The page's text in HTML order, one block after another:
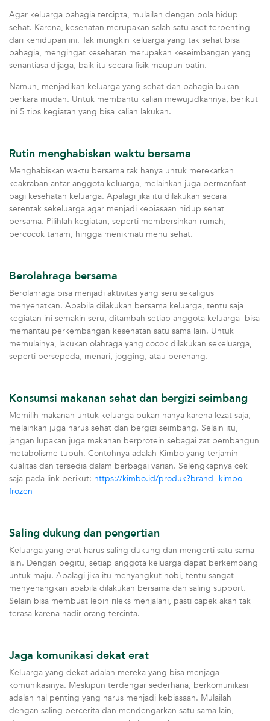
Agar keluarga bahagia tercipta, mulailah dengan pola hidup
sehat. Karena, kesehatan merupakan salah satu aset terpenting
dari kehidupan ini. Tak mungkin keluarga yang tak sehat bisa
bahagia, mengingat kesehatan merupakan keseimbangan yang
senantiasa dijaga, baik itu secara fisik maupun batin.
Namun, menjadikan keluarga yang sehat dan bahagia bukan
perkara mudah. Untuk membantu kalian mewujudkannya, berikut
ini 5 tips kegiatan yang bisa kalian lakukan.
Rutin menghabiskan waktu bersama
Menghabiskan waktu bersama tak hanya untuk merekatkan
keakraban antar anggota keluarga, melainkan juga bermanfaat
bagi kesehatan keluarga. Apalagi jika itu dilakukan secara
serentak sekeluarga agar menjadi kebiasaan hidup sehat
bersama. Pilihlah kegiatan, seperti membersihkan rumah,
bercocok tanam, hingga menikmati menu sehat.
Berolahraga bersama
Berolahraga bisa menjadi aktivitas yang seru sekaligus
menyehatkan. Apabila dilakukan bersama keluarga, tentu saja
kegiatan ini semakin seru, ditambah setiap anggota keluarga bisa
memantau perkembangan kesehatan satu sama lain. Untuk
memulainya, lakukan olahraga yang cocok dilakukan sekeluarga,
seperti bersepeda, menari, jogging, atau berenang.
Konsumsi makanan sehat dan bergizi seimbang
Memilih makanan untuk keluarga bukan hanya karena lezat saja,
melainkan juga harus sehat dan bergizi seimbang. Selain itu,
jangan lupakan juga makanan berprotein sebagai zat pembangun
metabolisme tubuh. Contohnya adalah Kimbo yang terjamin
kualitas dan tersedia dalam berbagai varian. Selengkapnya cek
saja pada link berikut: https://kimbo.id/produk?brand=kimbo-
frozen
Saling dukung dan pengertian
Keluarga yang erat harus saling dukung dan mengerti satu sama
lain. Dengan begitu, setiap anggota keluarga dapat berkembang
untuk maju. Apalagi jika itu menyangkut hobi, tentu sangat
menyenangkan apabila dilakukan bersama dan saling support.
Selain bisa membuat lebih rileks menjalani, pasti capek akan tak
terasa karena hadir orang tercinta.
Jaga komunikasi dekat erat
Keluarga yang dekat adalah mereka yang bisa menjaga
komunikasinya. Meskipun terdengar sederhana, berkomunikasi
adalah hal penting yang harus menjadi kebiasaan. Mulailah
dengan saling bercerita dan mendengarkan satu sama lain,